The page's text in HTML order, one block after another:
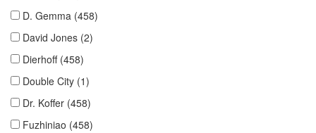
D. Gemma (458)
David Jones (2)
Dierhoff (458)
Double City (1)
Dr. Koffer (458)
Fuzhiniao (458)